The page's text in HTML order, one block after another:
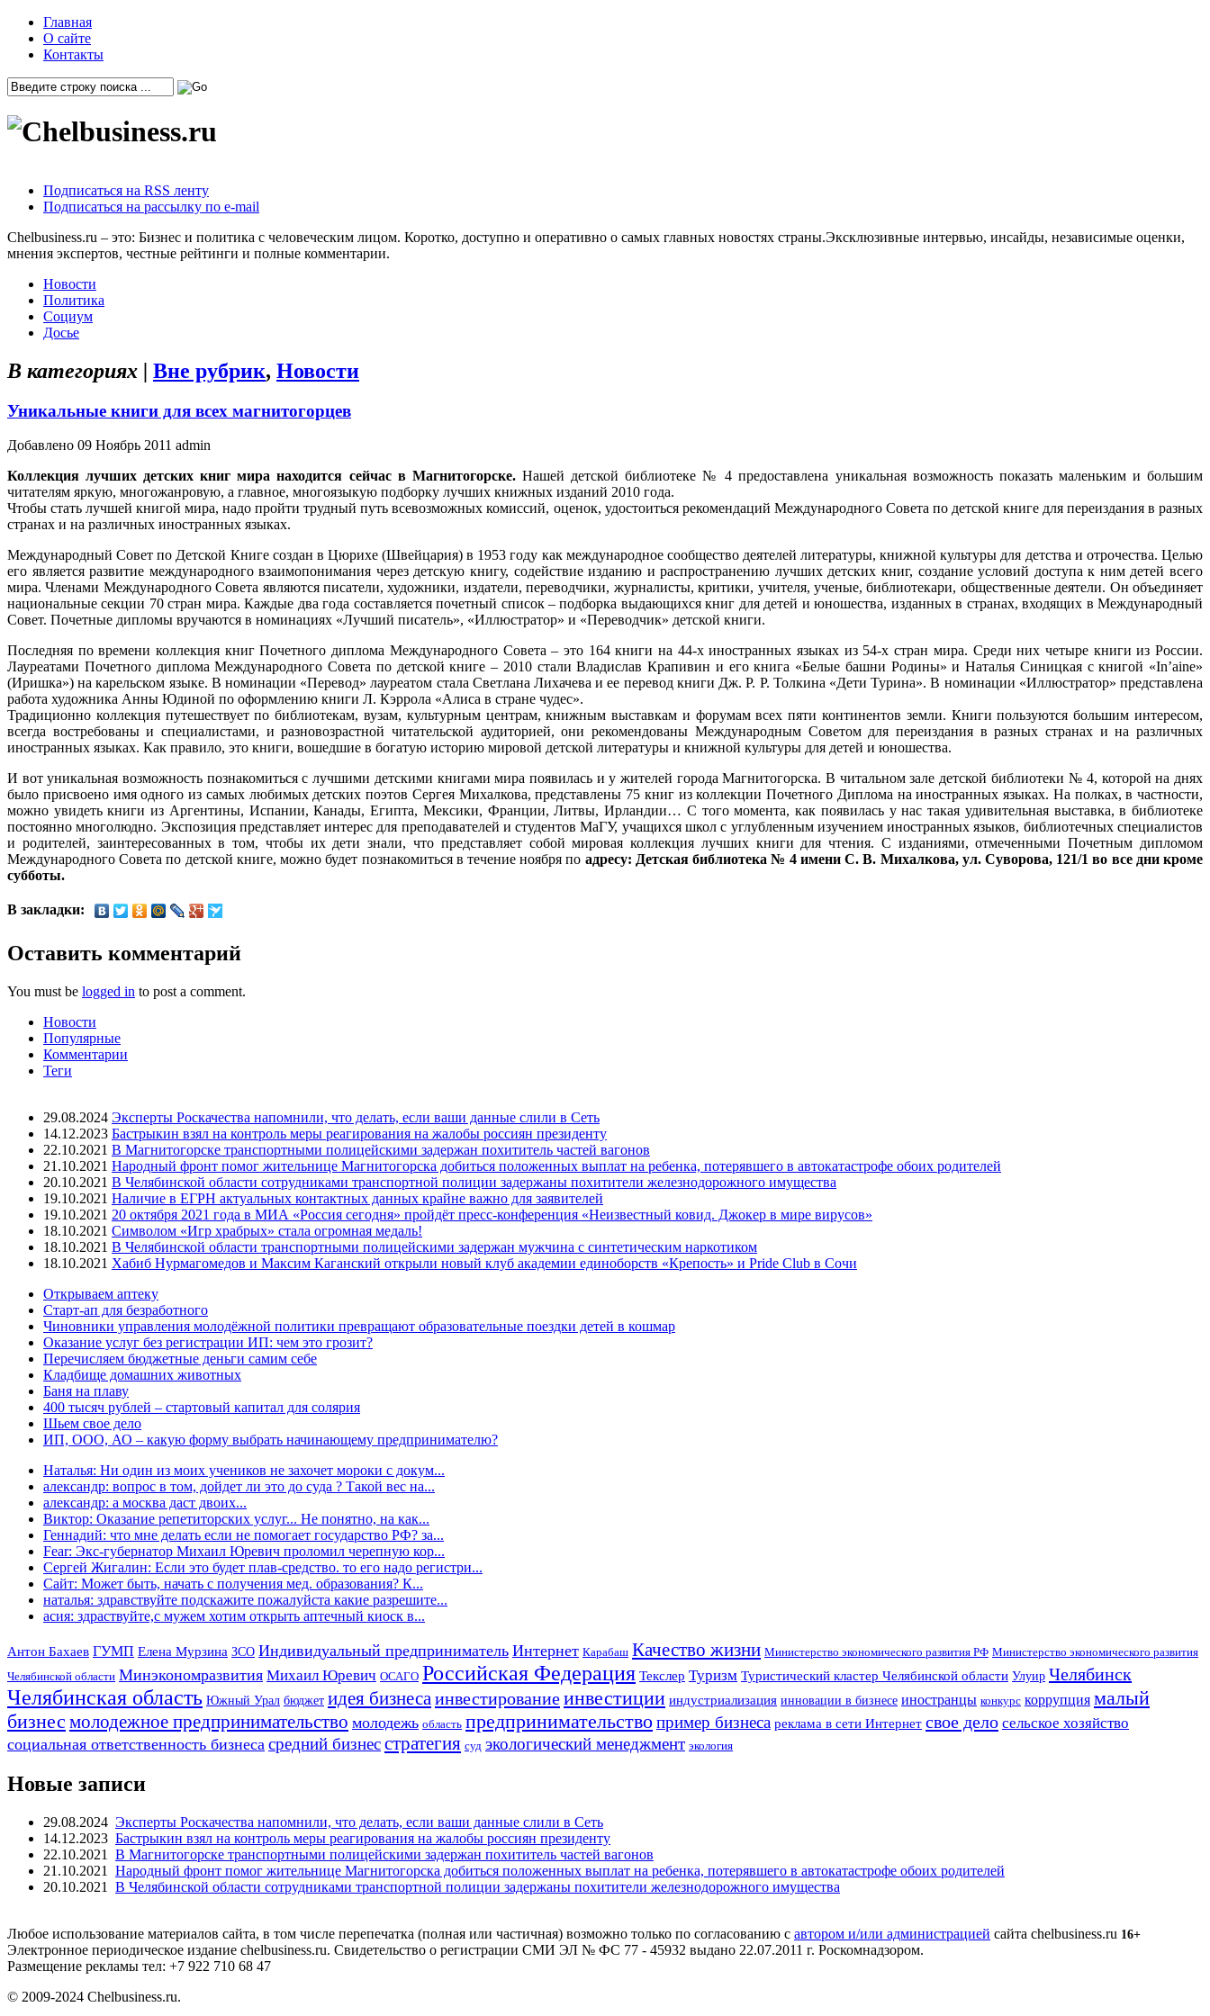
Главная
О сайте
Контакты
Подписаться на RSS ленту
Подписаться на рассылку по e-mail
Chelbusiness.ru – это: Бизнес и политика с человеческим лицом. Коротко, доступно и оперативно о самых главных новостях страны.Эксклюзивные интервью, инсайды, независимые оценки,
мнения экспертов, честные рейтинги и полные комментарии.
Новости
Политика
Социум
Досье
В категориях | Вне рубрик, Новости
Уникальные книги для всех магнитогорцев
Добавлено 09 Ноябрь 2011 admin
Коллекция лучших детских книг мира находится сейчас в Магнитогорске.Нашей детской библиотеке № 4 предоставлена уникальная возможность показать маленьким и большим
читателям яркую, многожанровую, а главное, многоязыкую подборку лучших книжных изданий 2010 года.
Чтобы стать лучшей книгой мира, надо пройти трудный путь всевозможных комиссий, оценок, удостоиться рекомендаций Международного Совета по детской книге для переиздания в разных
странах и на различных иностранных языках.
Международный Совет по Детской Книге создан в Цюрихе (Швейцария) в 1953 году как международное сообщество деятелей литературы, книжной культуры для детства и отрочества. Целью
его является развитие международного взаимопонимания через детскую книгу, содействие изданию и распространению лучших детских книг, создание условий доступа к ним детей всего
мира. Членами Международного Совета являются писатели, художники, издатели, переводчики, журналисты, критики, учителя, ученые, библиотекари, общественные деятели. Он объединяет
национальные секции 70 стран мира. Каждые два года составляется почетный список – подборка выдающихся книг для детей и юношества, изданных в странах, входящих в Международный
Совет. Почетные дипломы вручаются в номинациях «Лучший писатель», «Иллюстратор» и «Переводчик» детской книги.
Последняя по времени коллекция книг Почетного диплома Международного Совета – это 164 книги на 44-х иностранных языках из 54-х стран мира. Среди них четыре книги из России.
Лауреатами Почетного диплома Международного Совета по детской книге – 2010 стали Владислав Крапивин и его книга «Белые башни Родины» и Наталья Синицкая с книгой «In’aine»
(Иришка») на карельском языке. В номинации «Перевод» лауреатом стала Светлана Лихачева и ее перевод книги Дж. Р. Р. Толкина «Дети Турина». В номинации «Иллюстратор» представлена
работа художника Анны Юдиной по оформлению книги Л. Кэррола «Алиса в стране чудес».
Традиционно коллекция путешествует по библиотекам, вузам, культурным центрам, книжным выставкам и форумам всех пяти континентов земли. Книги пользуются большим интересом,
всегда востребованы и специалистами, и разновозрастной читательской аудиторией, они рекомендованы Международным Советом для переиздания в разных странах и на различных
иностранных языках. Как правило, это книги, вошедшие в богатую историю мировой детской литературы и книжной культуры для детей и юношества.
И вот уникальная возможность познакомиться с лучшими детскими книгами мира появилась и у жителей города Магнитогорска. В читальном зале детской библиотеки № 4, которой на днях
было присвоено имя одного из самых любимых детских поэтов Сергея Михалкова, представлены 75 книг из коллекции Почетного Диплома на иностранных языках. На полках, в частности,
можно увидеть книги из Аргентины, Испании, Канады, Египта, Мексики, Франции, Литвы, Ирландии… С того момента, как появилась у нас такая удивительная выставка, в библиотеке
постоянно многолюдно. Экспозиция представляет интерес для преподавателей и студентов МаГУ, учащихся школ с углубленным изучением иностранных языков, библиотечных специалистов
и родителей, заинтересованных в том, чтобы их дети знали, что представляет собой мировая коллекция лучших книги для чтения. С изданиями, отмеченными Почетным дипломом
Международного Совета по детской книге, можно будет познакомиться в течение ноября по адресу: Детская библиотека № 4 имени С. В. Михалкова, ул. Суворова, 121/1 во все дни кроме
субботы.
В закладки:
Оставить комментарий
You must be logged in to post a comment.
Новости
Популярные
Комментарии
Теги
29.08.2024 Эксперты Роскачества напомнили, что делать, если ваши данные слили в Сеть
14.12.2023 Бастрыкин взял на контроль меры реагирования на жалобы россиян президенту
22.10.2021 В Магнитогорске транспортными полицейскими задержан похититель частей вагонов
21.10.2021 Народный фронт помог жительнице Магнитогорска добиться положенных выплат на ребенка, потерявшего в автокатастрофе обоих родителей
20.10.2021 В Челябинской области сотрудниками транспортной полиции задержаны похитители железнодорожного имущества
19.10.2021 Наличие в ЕГРН актуальных контактных данных крайне важно для заявителей
19.10.2021 20 октября 2021 года в МИА «Россия сегодня» пройдёт пресс-конференция «Неизвестный ковид. Джокер в мире вирусов»
18.10.2021 Символом «Игр храбрых» стала огромная медаль!
18.10.2021 В Челябинской области транспортными полицейскими задержан мужчина с синтетическим наркотиком
18.10.2021 Хабиб Нурмагомедов и Максим Каганский открыли новый клуб академии единоборств «Крепость» и Pride Club в Сочи
Открываем аптеку
Старт-ап для безработного
Чиновники управления молодёжной политики превращают образовательные поездки детей в кошмар
Оказание услуг без регистрации ИП: чем это грозит?
Перечисляем бюджетные деньги самим себе
Кладбище домашних животных
Баня на плаву
400 тысяч рублей – стартовый капитал для солярия
Шьем свое дело
ИП, ООО, АО – какую форму выбрать начинающему предпринимателю?
Наталья: Ни один из моих учеников не захочет мороки с докум...
александр: вопрос в том, дойдет ли это до суда ? Такой вес на...
александр: а москва даст двоих...
Виктор: Оказание репетиторских услуг... Не понятно, на как...
Геннадий: что мне делать если не помогает государство РФ? за...
Fear: Экс-губернатор Михаил Юревич проломил черепную кор...
Сергей Жигалин: Если это будет плав-средство. то его надо регистри...
Сайт: Может быть, начать с получения мед. образования? К...
наталья: здравствуйте подскажите пожалуйста какие разрешите...
асия: здраствуйте,с мужем хотим открыть аптечный киоск в...
Антон Бахаев ГУМП Елена Мурзина ЗСО Индивидуальный предприниматель Интернет Карабаш Качество жизни Министерство экономического развития РФ Министерство экономического развития
Челябинской области Минэкономразвития Михаил Юревич ОСАГО Российская Федерация Текслер Туризм Туристический кластер Челябинской области Улуир Челябинск
Челябинская область Южный Урал бюджет идея бизнеса инвестированиеинвестиции индустриализация инновации в бизнесе иностранцы конкурс коррупция малый
бизнес молодежное предпринимательство молодежь область предпринимательствопример бизнеса реклама в сети Интернет свое дело сельское хозяйство
социальная ответственность бизнеса средний бизнесстратегия суд экологический менеджмент экология
Новые записи
29.08.2024 Эксперты Роскачества напомнили, что делать, если ваши данные слили в Сеть
14.12.2023 Бастрыкин взял на контроль меры реагирования на жалобы россиян президенту
22.10.2021
В Магнитогорске транспортными полицейскими задержан похититель частей вагонов
21.10.2021
Народный фронт помог жительнице Магнитогорска добиться положенных выплат на ребенка, потерявшего в автокатастрофе обоих родителей
20.10.2021
В Челябинской области сотрудниками транспортной полиции задержаны похитители железнодорожного имущества
Любое использование материалов сайта, в том числе перепечатка (полная или частичная) возможно только по согласованию с автором и/или администрацией сайта chelbusiness.ru 16+
Электронное периодическое издание chelbusiness.ru. Свидетельство о регистрации СМИ ЭЛ № ФС 77 - 45932 выдано 22.07.2011 г. Роскомнадзором.
Размещение рекламы тел: +7 922 710 68 47
© 2009-2024 Chelbusiness.ru.